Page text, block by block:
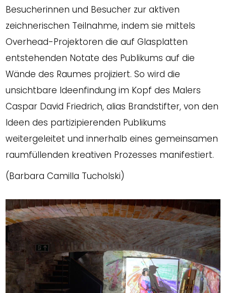
Besucherinnen und Besucher zur aktiven
zeichnerischen Teilnahme, indem sie mittels
Overhead-Projektoren die auf Glasplatten
entstehenden Notate des Publikums auf die
Wände des Raumes projiziert. So wird die
unsichtbare Ideenfindung im Kopf des Malers
Caspar David Friedrich, alias Brandstifter, von den
Ideen des partizipierenden Publikums
weitergeleitet und innerhalb eines gemeinsamen
raumfüllenden kreativen Prozesses manifestiert.
(Barbara Camilla Tucholski)